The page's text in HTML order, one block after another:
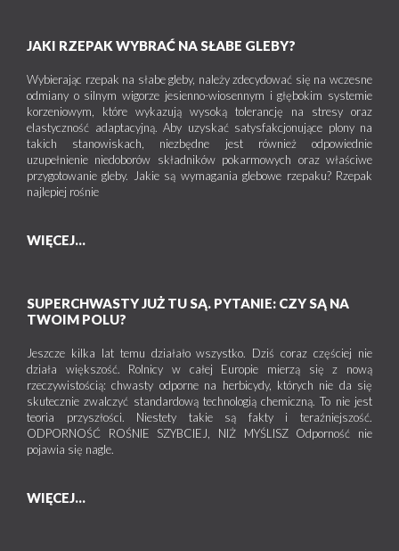
JAKI RZEPAK WYBRAĆ NA SŁABE GLEBY?
Wybierając rzepak na słabe gleby, należy zdecydować się na wczesne
odmiany o silnym wigorze jesienno-wiosennym i głębokim systemie
korzeniowym, które wykazują wysoką tolerancję na stresy oraz
elastyczność adaptacyjną. Aby uzyskać satysfakcjonujące plony na
takich stanowiskach, niezbędne jest również odpowiednie
uzupełnienie niedoborów składników pokarmowych oraz właściwe
przygotowanie gleby. Jakie są wymagania glebowe rzepaku? Rzepak
najlepiej rośnie
WIĘCEJ...
SUPERCHWASTY JUŻ TU SĄ. PYTANIE: CZY SĄ NA
TWOIM POLU?
Jeszcze kilka lat temu działało wszystko. Dziś coraz częściej nie
działa większość. Rolnicy w całej Europie mierzą się z nową
rzeczywistością: chwasty odporne na herbicydy, których nie da się
skutecznie zwalczyć standardową technologią chemiczną. To nie jest
teoria przyszłości. Niestety takie są fakty i teraźniejszość.
ODPORNOŚĆ ROŚNIE SZYBCIEJ, NIŻ MYŚLISZ Odporność nie
pojawia się nagle.
WIĘCEJ...